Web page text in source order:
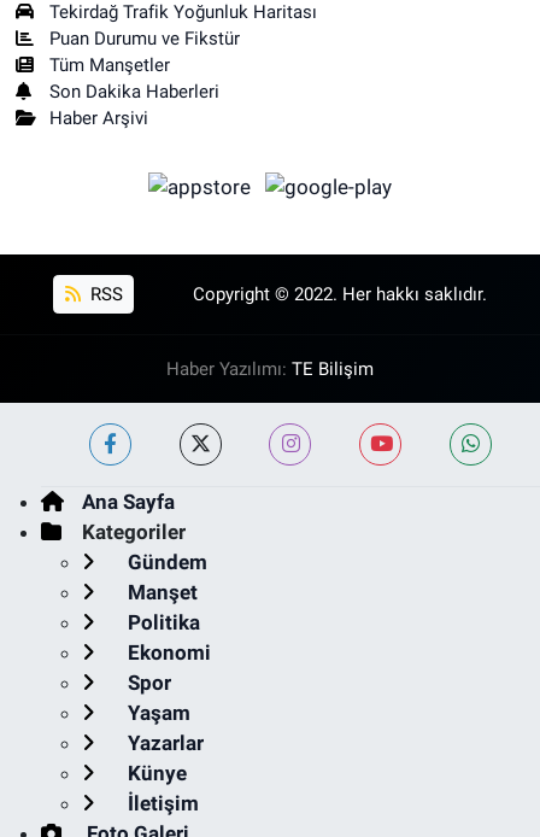
Tekirdağ Trafik Yoğunluk Haritası
Puan Durumu ve Fikstür
Tüm Manşetler
Son Dakika Haberleri
Haber Arşivi
RSS Copyright © 2022. Her hakkı saklıdır.
Haber Yazılımı: TE Bilişim
Ana Sayfa
Kategoriler
Gündem
Manşet
Politika
Ekonomi
Spor
Yaşam
Yazarlar
Künye
İletişim